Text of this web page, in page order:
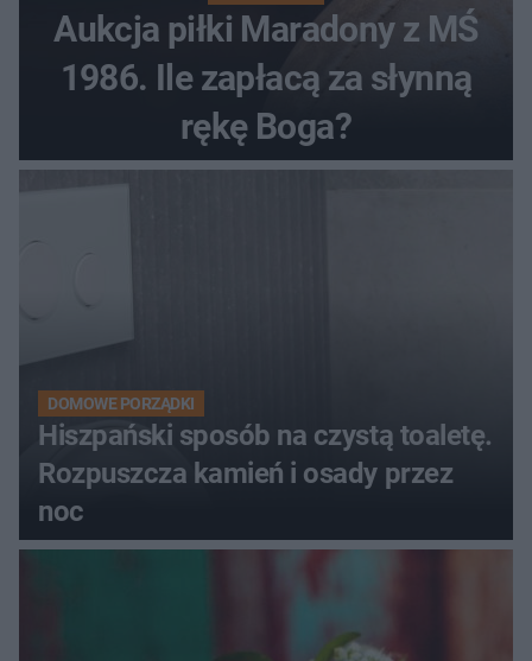
Aukcja piłki Maradony z MŚ
1986. Ile zapłacą za słynną
rękę Boga?
DOMOWE PORZĄDKI
Hiszpański sposób na czystą toaletę.
Rozpuszcza kamień i osady przez
noc